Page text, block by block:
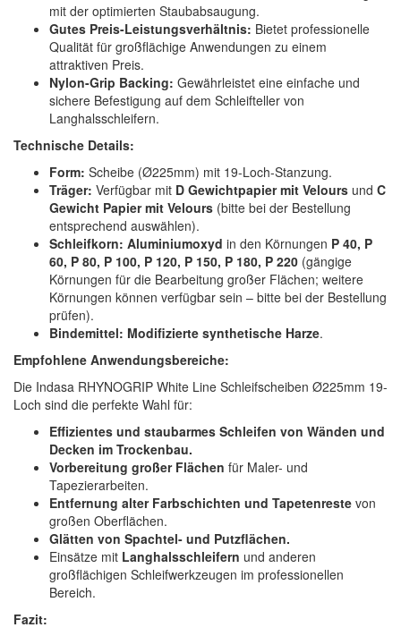
mit der optimierten Staubabsaugung.
Gutes Preis-Leistungsverhältnis: Bietet professionelle
Qualität für großflächige Anwendungen zu einem
attraktiven Preis.
Nylon-Grip Backing: Gewährleistet eine einfache und
sichere Befestigung auf dem Schleifteller von
Langhalsschleifern.
Technische Details:
Form: Scheibe (Ø225mm) mit 19-Loch-Stanzung.
Träger: Verfügbar mit D Gewichtpapier mit Velours und C
Gewicht Papier mit Velours (bitte bei der Bestellung
entsprechend auswählen).
Schleifkorn: Aluminiumoxyd in den Körnungen P 40, P
60, P 80, P 100, P 120, P 150, P 180, P 220 (gängige
Körnungen für die Bearbeitung großer Flächen; weitere
Körnungen können verfügbar sein – bitte bei der Bestellung
prüfen).
Bindemittel: Modifizierte synthetische Harze.
Empfohlene Anwendungsbereiche:
Die Indasa RHYNOGRIP White Line Schleifscheiben Ø225mm 19-
Loch sind die perfekte Wahl für:
Effizientes und staubarmes Schleifen von Wänden und
Decken im Trockenbau.
Vorbereitung großer Flächen für Maler- und
Tapezierarbeiten.
Entfernung alter Farbschichten und Tapetenreste von
großen Oberflächen.
Glätten von Spachtel- und Putzflächen.
Einsätze mit Langhalsschleifern und anderen
großflächigen Schleifwerkzeugen im professionellen
Bereich.
Fazit: